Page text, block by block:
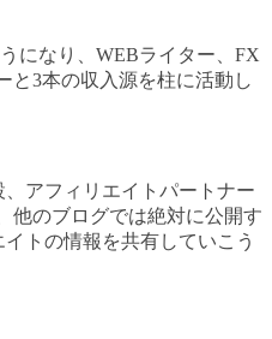
になり、WEBライター、FX
と3本の収入源を柱に活動し
アフィリエイトパートナー
他のブログでは絶対に公開す
トの情報を共有していこう